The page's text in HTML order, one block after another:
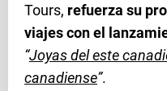
Tours, refuerza su
viajes con el
“Joyas del este
canadiense”.